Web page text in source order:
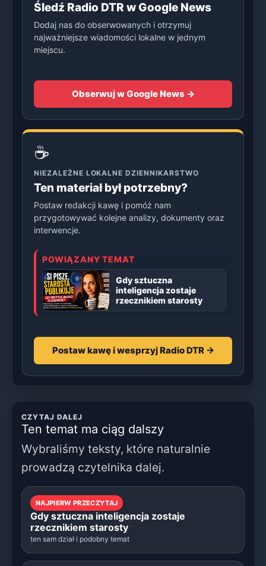
Śledź Radio DTR w Google News
Dodaj nas do obserwowanych i otrzymuj
najważniejsze wiadomości lokalne w jednym
miejscu.
Obserwuj w Google News →
☕
NIEZALEŻNE LOKALNE DZIENNIKARSTWO
Ten materiał był potrzebny?
Postaw redakcji kawę i pomóż nam
przygotowywać kolejne analizy, dokumenty oraz
interwencje.
POWIĄZANY TEMAT
Gdy sztuczna
inteligencja zostaje
rzecznikiem starosty
Postaw kawę i wesprzyj Radio DTR →
CZYTAJ DALEJ
Ten temat ma ciąg dalszy
Wybraliśmy teksty, które naturalnie
prowadzą czytelnika dalej.
NAJPIERW PRZECZYTAJ
Gdy sztuczna inteligencja zostaje
rzecznikiem starosty
ten sam dział i podobny temat